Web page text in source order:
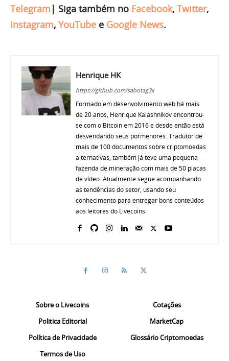
Telegram | Siga também no Facebook, Twitter,
Instagram, YouTube e Google News.
Henrique HK
https://github.com/sabotag3x
Formado em desenvolvimento web há mais
de 20 anos, Henrique Kalashnikov encontrou-
se com o Bitcoin em 2016 e desde então está
desvendando seus pormenores. Tradutor de
mais de 100 documentos sobre criptomoedas
alternativas, também já teve uma pequena
fazenda de mineração com mais de 50 placas
de vídeo. Atualmente segue acompanhando
as tendências do setor, usando seu
conhecimento para entregar bons conteúdos
aos leitores do Livecoins.
Sobre o Livecoins
Politica Editorial
Política de Privacidade
Termos de Uso
Cotações
MarketCap
Glossário Criptomoedas